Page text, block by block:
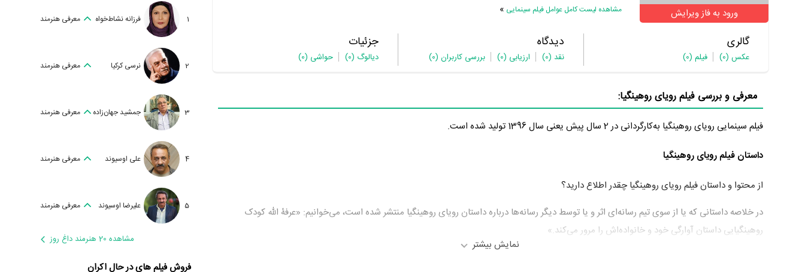
ورود به فاز ویرایش مشاهده لیست کامل عوامل فیلم سینمایی »
گالری
عکس (0) فیلم (0)
دیدگاه
نقد (0) ارزیابی (0) بررسی کاربران (0)
جزئیات
دیالوگ (0) حواشی (0)
معرفی و بررسی فیلم رویای روهینگیا:
فیلم سینمایی رویای روهینگیا به‌کارگردانی در 2 سال پیش یعنی سال 1396 تولید شده است.
داستان فیلم رویای روهینگیا
از محتوا و داستان فیلم رویای روهینگیا چقدر اطلاع دارید؟
در خلاصه داستانی که یا از سوی تیم رسانه‌ای اثر و یا توسط دیگر رسانه‌ها درباره داستان رویای روهینگیا منتشر شده است، می‌خوانیم: «عرفۀ‌ الله کودک
روهینگیایی داستان آوارگی خود و خانواده‌اش را مرور می‌کند.»
نمایش بیشتر
1 فرزانه نشاط‌خواه معرفی هنرمند
2 نرسی کرکیا معرفی هنرمند
3 جمشید جهان‌زاده معرفی هنرمند
4 علی اوسیوند معرفی هنرمند
5 علیرضا اوسیوند معرفی هنرمند
مشاهده 20 هنرمند داغ روز
فروش فیلم های در حال اکران